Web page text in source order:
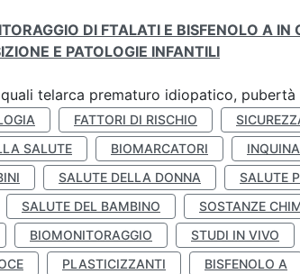
DI FTALATI E BISFENOLO A
E PATOLOGIE INFANTILI
telarca prematuro idiopatico, pubertà
FATTORI DI RISCHIO
SALUTE BIOMARCATORI
SALUTE DELLA DONNA SALUTE
SALUTE DEL BAMBINO
SOSTANZE
BIOMONITORAGGIO STUDI IN VIVO
PLASTICIZZANTI BISFENOLO A